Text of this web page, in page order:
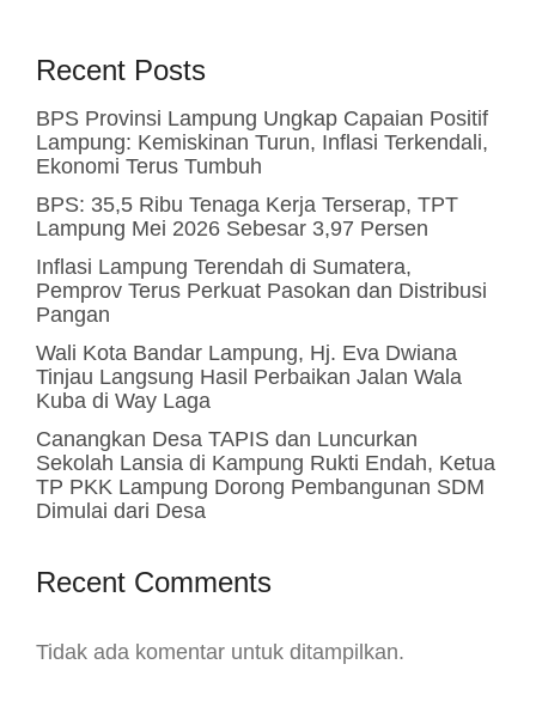
Recent Posts
BPS Provinsi Lampung Ungkap Capaian Positif
Lampung: Kemiskinan Turun, Inflasi Terkendali,
Ekonomi Terus Tumbuh
BPS: 35,5 Ribu Tenaga Kerja Terserap, TPT
Lampung Mei 2026 Sebesar 3,97 Persen
Inflasi Lampung Terendah di Sumatera,
Pemprov Terus Perkuat Pasokan dan Distribusi
Pangan
Wali Kota Bandar Lampung, Hj. Eva Dwiana
Tinjau Langsung Hasil Perbaikan Jalan Wala
Kuba di Way Laga
Canangkan Desa TAPIS dan Luncurkan
Sekolah Lansia di Kampung Rukti Endah, Ketua
TP PKK Lampung Dorong Pembangunan SDM
Dimulai dari Desa
Recent Comments
Tidak ada komentar untuk ditampilkan.